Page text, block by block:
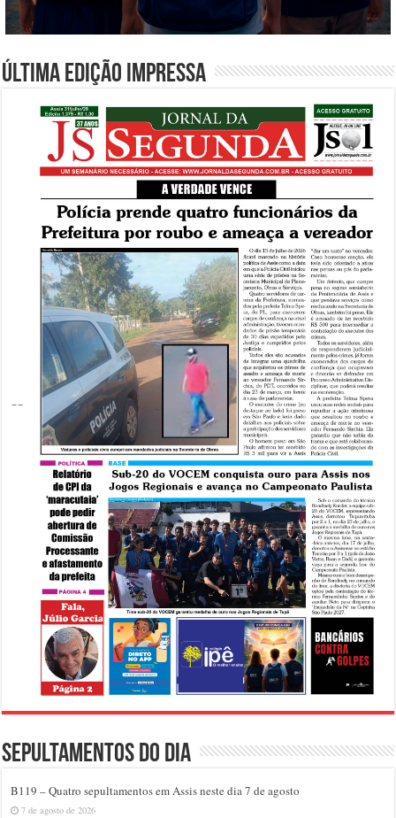
Última edição impressa
Sepultamentos do dia
B119 – Quatro sepultamentos em Assis neste dia 7 de agosto
7 de agosto de 2026